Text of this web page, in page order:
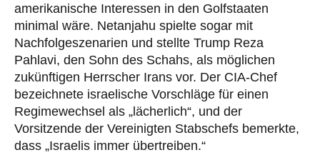
amerikanische Interessen in den Golfstaaten
minimal wäre. Netanjahu spielte sogar mit
Nachfolgeszenarien und stellte Trump Reza
Pahlavi, den Sohn des Schahs, als möglichen
zukünftigen Herrscher Irans vor. Der CIA-Chef
bezeichnete israelische Vorschläge für einen
Regimewechsel als „lächerlich“, und der
Vorsitzende der Vereinigten Stabschefs bemerkte,
dass „Israelis immer übertreiben.“